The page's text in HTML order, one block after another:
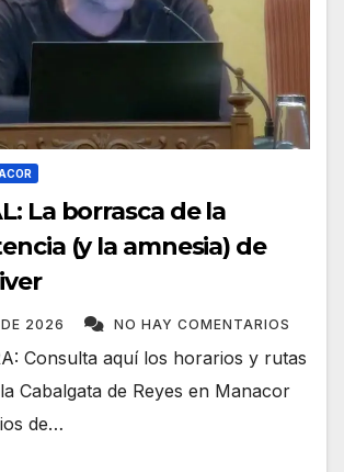
La borrasca de la
(y la amnesia) de
DE 2026 NO HAY COMENTARIOS
Consulta aquí los horarios y rutas
Cabalgata de Reyes en Manacor
de…